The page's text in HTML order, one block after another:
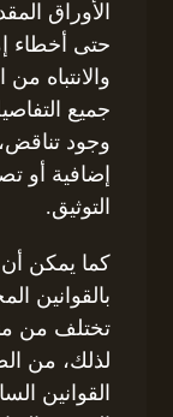
الأوراق
حتى أخطاء
والانتباه
جميع
وجود
إضافية أو
التوثيق.
كما يمكن أن
بالقوانين
تختلف من
لذلك، من
القوانين